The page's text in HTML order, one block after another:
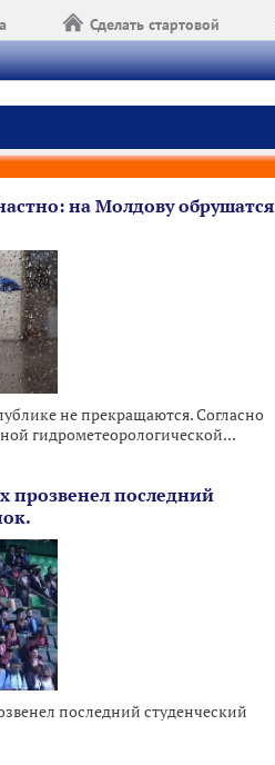
Сделать стартовой
на Молдову обрушатся
не прекращаются. Согласно
гидрометеорологической...
прозвенел последний
последний студенческий